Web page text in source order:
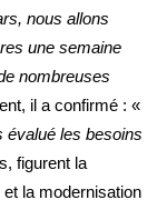
nous allons
une semaine
nombreuses
il a confirmé : «
évalué les besoins
figurent la
et la modernisation